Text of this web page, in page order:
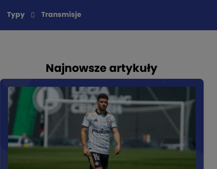
Typy Transmisje
Najnowsze artykuły